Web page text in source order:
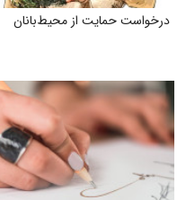
درخواست حمایت از محیط‌بانان